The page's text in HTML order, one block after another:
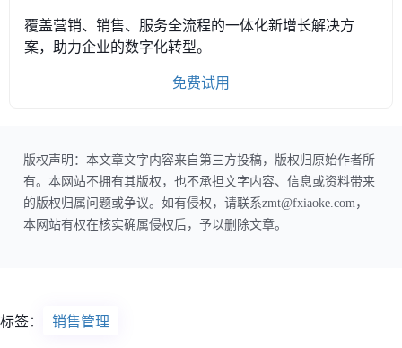
覆盖营销、销售、服务全流程的一体化新增长解决方
案，助力企业的数字化转型。
免费试用
版权声明：本文章文字内容来自第三方投稿，版权归原始作者所
有。本网站不拥有其版权，也不承担文字内容、信息或资料带来
的版权归属问题或争议。如有侵权，请联系zmt@fxiaoke.com，
本网站有权在核实确属侵权后，予以删除文章。
标签： 销售管理